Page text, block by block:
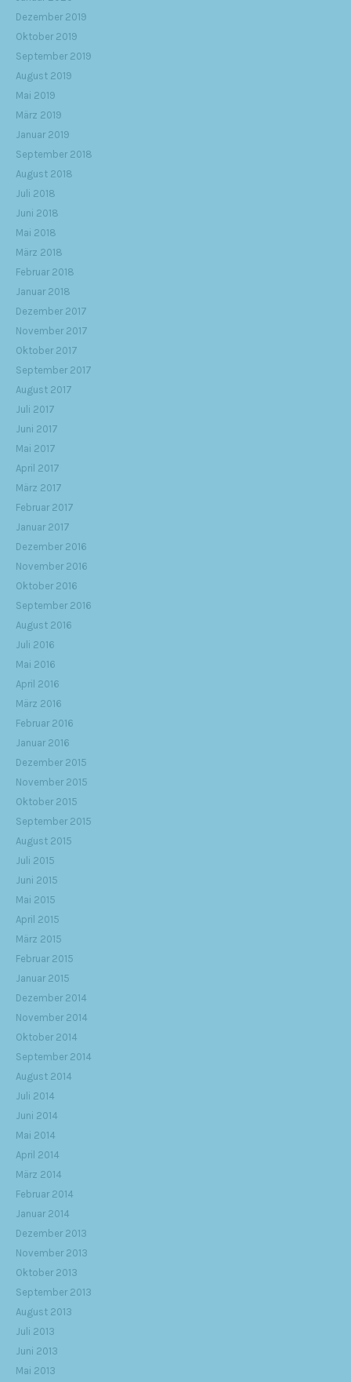
Dezember 2019
Oktober 2019
September 2019
August 2019
Mai 2019
März 2019
Januar 2019
September 2018
August 2018
Juli 2018
Juni 2018
Mai 2018
März 2018
Februar 2018
Januar 2018
Dezember 2017
November 2017
Oktober 2017
September 2017
August 2017
Juli 2017
Juni 2017
Mai 2017
April 2017
März 2017
Februar 2017
Januar 2017
Dezember 2016
November 2016
Oktober 2016
September 2016
August 2016
Juli 2016
Mai 2016
April 2016
März 2016
Februar 2016
Januar 2016
Dezember 2015
November 2015
Oktober 2015
September 2015
August 2015
Juli 2015
Juni 2015
Mai 2015
April 2015
März 2015
Februar 2015
Januar 2015
Dezember 2014
November 2014
Oktober 2014
September 2014
August 2014
Juli 2014
Juni 2014
Mai 2014
April 2014
März 2014
Februar 2014
Januar 2014
Dezember 2013
November 2013
Oktober 2013
September 2013
August 2013
Juli 2013
Juni 2013
Mai 2013